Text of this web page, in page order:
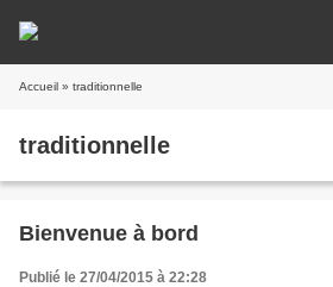
Accueil » traditionnelle
traditionnelle
Bienvenue à bord
Publié le 27/04/2015 à 22:28